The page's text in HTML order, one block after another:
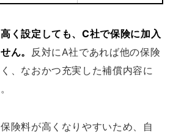
く設定しても、C社で保険に加入
ん。
反対にA社であれば他の保険
、なおかつ充実した補償内容に
険料が高くなりやすいため、自